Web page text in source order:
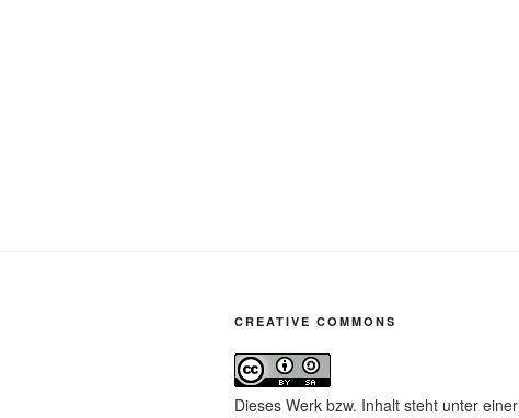
CREATIVE COMMONS
Dieses Werk bzw. Inhalt steht unter einer